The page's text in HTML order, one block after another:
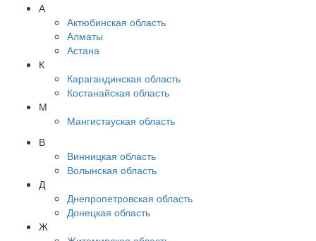
А
Актюбинская область
Алматы
Астана
К
Карагандинская область
Костанайская область
М
Мангистауская область
В
Винницкая область
Волынская область
Д
Днепропетровская область
Донецкая область
Ж